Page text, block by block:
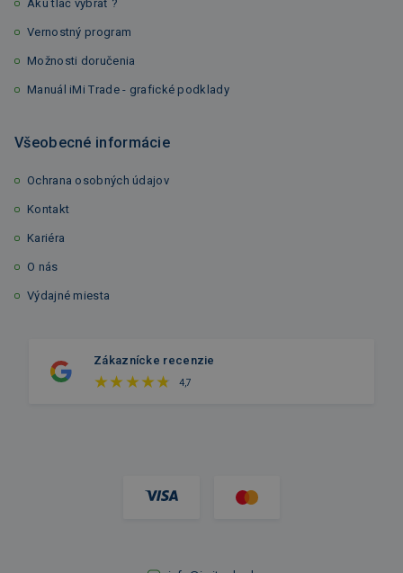
Akú tlač vybrať ?
Vernostný program
Možnosti doručenia
Manuál iMi Trade - grafické podklady
Všeobecné informácie
Ochrana osobných údajov
Kontakt
Kariéra
O nás
Výdajné miesta
Zákaznícke recenzie
4,7